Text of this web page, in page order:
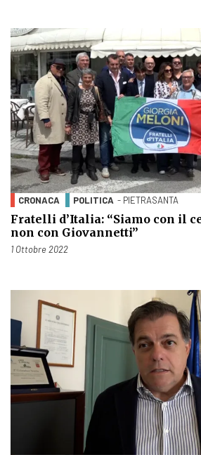
CRONACA POLITICA - PIETRASANTA
Fratelli d’Italia: “Siamo con il
non con Giovannetti”
Pubblicato il
1 Ottobre 2022